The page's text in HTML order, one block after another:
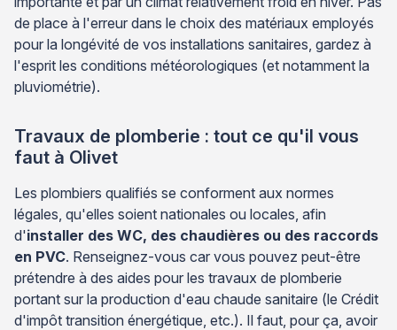
de place à l'erreur dans le choix des matériaux employés
pour la longévité de vos installations sanitaires, gardez à
l'esprit les conditions météorologiques (et notamment la
pluviométrie).
Travaux de plomberie : tout ce qu'il vous
faut à Olivet
Les plombiers qualifiés se conforment aux normes
légales, qu'elles soient nationales ou locales, afin
d'installer des WC, des chaudières ou des raccords
en PVC. Renseignez-vous car vous pouvez peut-être
prétendre à des aides pour les travaux de plomberie
portant sur la production d'eau chaude sanitaire (le Crédit
d'impôt transition énergétique, etc.). Il faut, pour ça, avoir